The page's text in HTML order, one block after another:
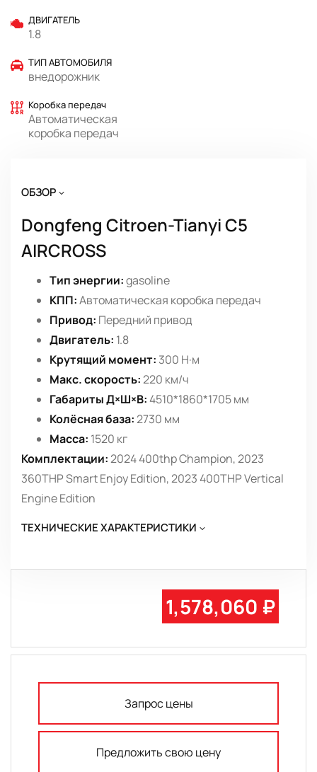
ДВИГАТЕЛЬ
1.8
ТИП АВТОМОБИЛЯ
внедорожник
Коробка передач
Автоматическая
коробка передач
ОБЗОР
Dongfeng Citroen-Tianyi C5
AIRCROSS
Тип энергии:gasoline
КПП:Автоматическая коробка передач
Привод: Передний привод
Двигатель: 1.8
Крутящий момент: 300 Н·м
Макс. скорость:220 км/ч
Габариты Д×Ш×В: 4510*1860*1705 мм
Колёсная база:2730 мм
Масса: 1520 кг
Комплектации:2024 400thp Champion, 2023
360THP Smart Enjoy Edition, 2023 400THP Vertical
Engine Edition
ТЕХНИЧЕСКИЕ ХАРАКТЕРИСТИКИ
1,578,060 ₽
Запрос цены
Предложить свою цену